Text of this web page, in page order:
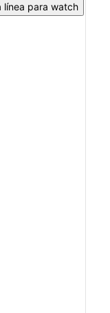
línea para watch